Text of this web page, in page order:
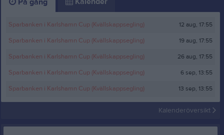
På gång
Sparbanken i Karlshamn Cup (Kvällskappsegling) 12 aug, 17:55
Sparbanken i Karlshamn Cup (Kvällskappsegling) 19 aug, 17:55
Sparbanken i Karlshamn Cup (Kvällskappsegling) 26 aug, 17:55
Sparbanken i Karlshamn Cup (Kvällskappsegling) 6 sep, 13:55
Sparbanken i Karlshamn Cup (Kvällskappsegling) 13 sep, 13:55
Kalenderöversikt